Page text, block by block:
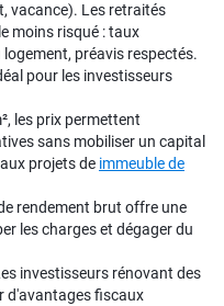
vacance). Les retraités
moins risqué : taux
préavis respectés.
pour les investisseurs
les prix permettent
sans mobiliser un capital
projets de immeuble de
rendement brut offre une
les charges et dégager du
investisseurs rénovant des
d'avantages fiscaux